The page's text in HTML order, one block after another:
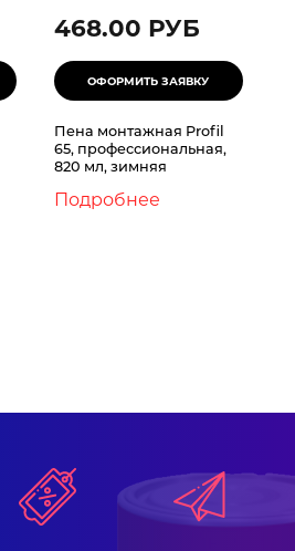
468.00 РУБ
Пена монтажная Profil
65, профессиональная,
820 мл, зимняя
Подробнее